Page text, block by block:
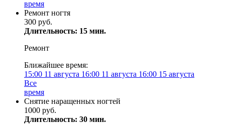
время
Ремонт ногтя
300 руб.
Длительность: 15 мин.
Ремонт
Ближайшее время:
15:00 11 августа 16:00 11 августа 16:00 15 августа
Все
время
Снятие наращенных ногтей
1000 руб.
Длительность: 30 мин.